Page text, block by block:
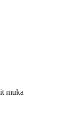
muka